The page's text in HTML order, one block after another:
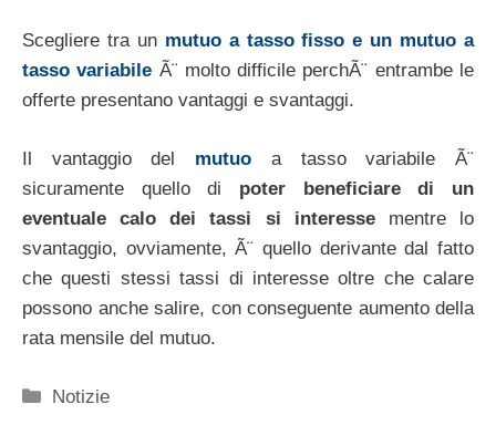
Scegliere tra un mutuo a tasso fisso e un mutuo a
tasso variabile Ã¨ molto difficile perchÃ¨ entrambe le
offerte presentano vantaggi e svantaggi.
Il vantaggio del mutuo a tasso variabile Ã¨
sicuramente quello di poter beneficiare di un
eventuale calo dei tassi si interessementre lo
svantaggio, ovviamente, Ã¨ quello derivante dal fatto
che questi stessi tassi di interesse oltre che calare
possono anche salire, con conseguente aumento della
rata mensile del mutuo.
Categorie
Notizie